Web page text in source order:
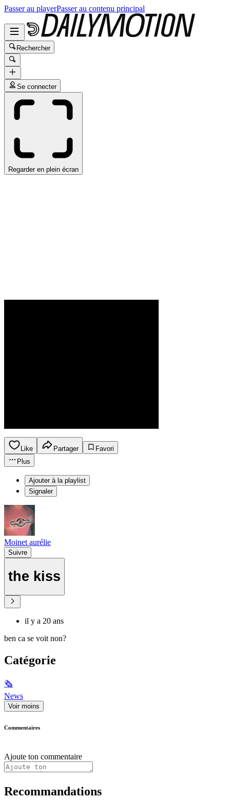
Passer au playerPasser au contenu principal
Rechercher
Se connecter
Regarder en plein écran
Like Partager
Favori
Plus
Ajouter à la playlist
Signaler
Moinet aurélie
Suivre
the kiss
il y a 20 ans
ben ca se voit non?
Catégorie
🗞
News
Voir moins
Commentaires
Ajoute ton commentaire
Recommandations